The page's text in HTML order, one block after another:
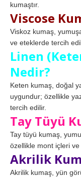
kumaştır.
Viscose
Viskoz kumaş,
ve eteklerde tercih
Linen
Nedir?
Keten kumaş, doğal
uygundur; özellikle
tercih edilir.
Tay Tüyü
Tay tüyü kumaş,
özellikle mont içleri
Akrilik
Akrilik kumaş, yün